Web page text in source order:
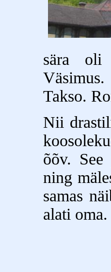
sära oli
Takso.
Nii
õõv. See
ning
samas
alati oma.